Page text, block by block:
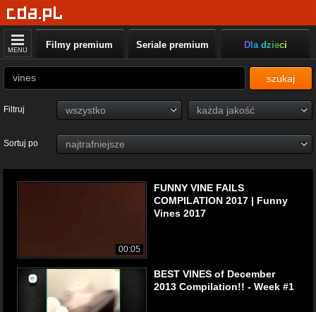
MENU Filmy premium Seriale premium Dla dzieci
szukaj
Filtruj
Sortuj po
00:05
FUNNY VINE FAILS
COMPILATION 2017 | Funny
Vines 2017
BEST VINES of December
2013 Compilation!! - Week #1